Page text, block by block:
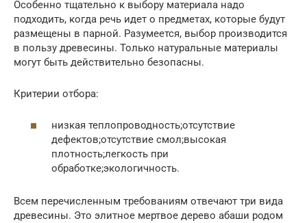
Особенно тщательно к выбору материала надо
подходить, когда речь идет о предметах, которые будут
размещены в парной. Разумеется, выбор производится
в пользу древесины. Только натуральные материалы
могут быть действительно безопасны.
Критерии отбора:
низкая теплопроводность;отсутствие
дефектов;отсутствие смол;высокая
плотность;легкость при
обработке;экологичность.
Всем перечисленным требованиям отвечают три вида
древесины. Это элитное мертвое дерево абаши родом